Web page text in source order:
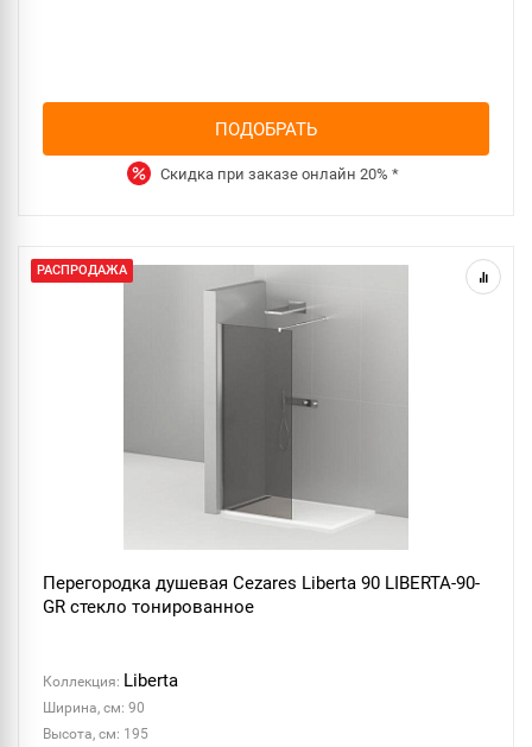
ПОДОБРАТЬ
Скидка при заказе онлайн 20% *
РАСПРОДАЖА
Перегородка душевая Cezares Liberta 90 LIBERTA-90-
GR стекло тонированное
Коллекция: Liberta
Ширина, см: 90
Высота, см: 195